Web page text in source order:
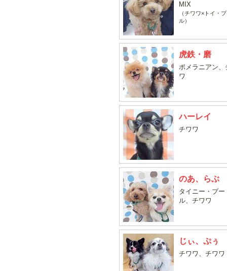
MIX
（チワワ×トイ・
ル）
虎鉄・磨
ポメラニアン、
ワ
ハーレイ
チワワ
のあ、らぶ
タイニー・プー
ル、チワワ
じぃ、ぷぅ
チワワ、チワワ